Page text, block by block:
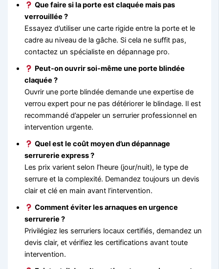
Que faire si la porte est claquée mais pas
verrouillée ?
Essayez d’utiliser une carte rigide entre la porte et le
cadre au niveau de la gâche. Si cela ne suffit pas,
contactez un spécialiste en dépannage pro.
Peut-on ouvrir soi-même une porte blindée
claquée ?
Ouvrir une porte blindée demande une expertise de
verrou expert pour ne pas détériorer le blindage. Il est
recommandé d’appeler un serrurier professionnel en
intervention urgente.
Quel est le coût moyen d’un dépannage
serrurerie express ?
Les prix varient selon l’heure (jour/nuit), le type de
serrure et la complexité. Demandez toujours un devis
clair et clé en main avant l’intervention.
Comment éviter les arnaques en urgence
serrurerie ?
Privilégiez les serruriers locaux certifiés, demandez un
devis clair, et vérifiez les certifications avant toute
intervention.